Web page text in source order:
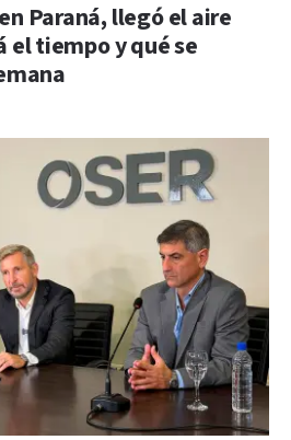
Paraná, llegó el aire
el tiempo y qué se